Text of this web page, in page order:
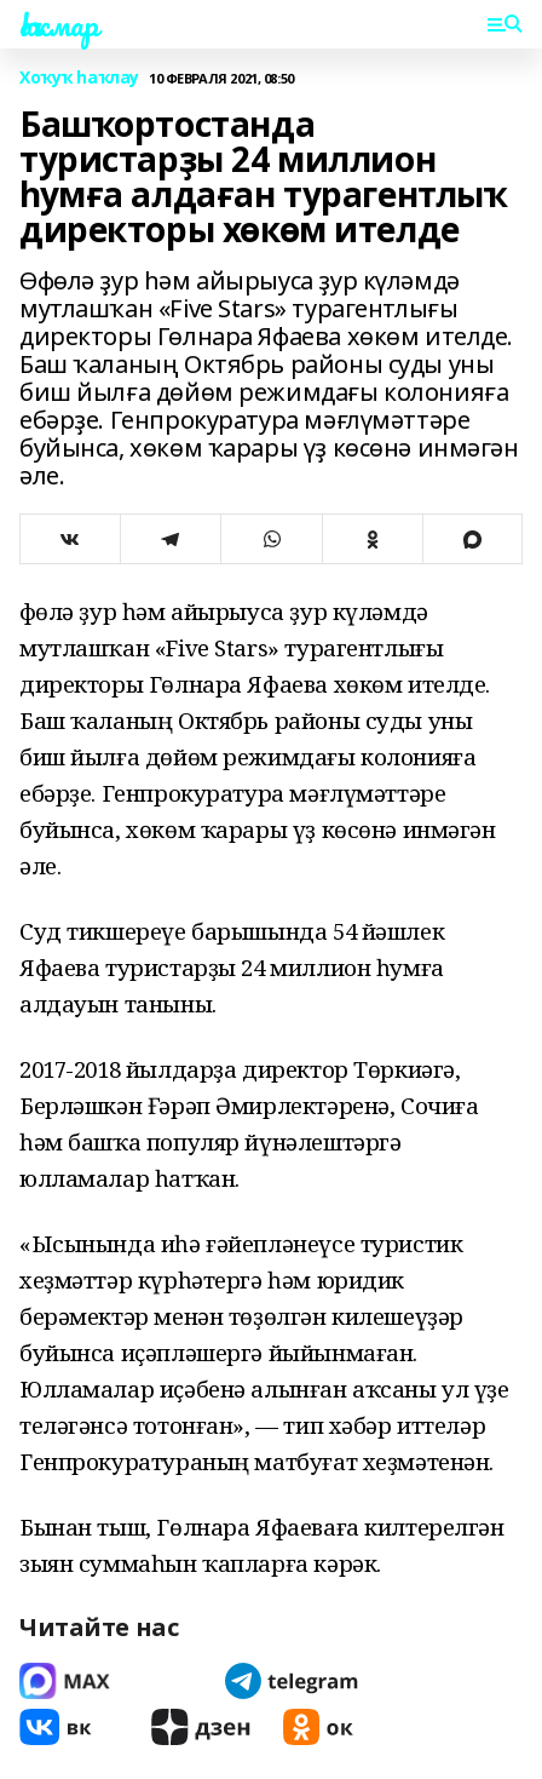
Һаҡмар
Хоҡуҡ һаҡлау 10 ФЕВРАЛЯ 2021, 08:50
Башҡортостанда
туристарҙы 24 миллион
һумға алдаған турагентлыҡ
директоры хөкөм ителде
Өфөлә ҙур һәм айырыуса ҙур күләмдә
мутлашҡан «Five Stars» турагентлығы
директоры Гөлнара Яфаева хөкөм ителде.
Баш ҡаланың Октябрь районы суды уны
биш йылға дөйөм режимдағы колонияға
ебәрҙе. Генпрокуратура мәғлүмәттәре
буйынса, хөкөм ҡарары үҙ көсөнә инмәгән
әле.
Өфөлә ҙур һәм айырыуса ҙур күләмдә
мутлашҡан «Five Stars» турагентлығы
директоры Гөлнара Яфаева хөкөм ителде.
Баш ҡаланың Октябрь районы суды уны
биш йылға дөйөм режимдағы колонияға
ебәрҙе. Генпрокуратура мәғлүмәттәре
буйынса, хөкөм ҡарары үҙ көсөнә инмәгән
әле.
Суд тикшереүе барышында 54 йәшлек
Яфаева туристарҙы 24 миллион һумға
алдауын таныны.
2017-2018 йылдарҙа директор Төркиәгә,
Берләшкән Ғәрәп Әмирлектәренә, Сочиға
һәм башҡа популяр йүнәлештәргә
юлламалар һатҡан.
«Ысынында иһә ғәйепләнеүсе туристик
хеҙмәттәр күрһәтергә һәм юридик
берәмектәр менән төҙөлгән килешеүҙәр
буйынса иҫәпләшергә йыйынмаған.
Юлламалар иҫәбенә алынған аҡсаны ул үҙе
теләгәнсә тотонған», — тип хәбәр иттеләр
Генпрокуратураның матбуғат хеҙмәтенән.
Бынан тыш, Гөлнара Яфаеваға килтерелгән
зыян суммаһын ҡапларға кәрәк.
Читайте нас